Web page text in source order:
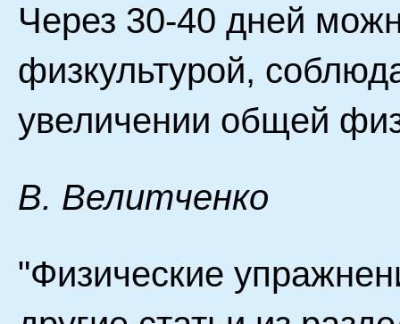
Через 30-40 дней
физкультурой,
увеличении общей
В. Велитченко
"Физические